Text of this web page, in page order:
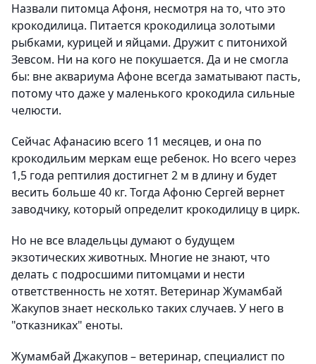
Назвали питомца Афоня, несмотря на то, что это
крокодилица. Питается крокодилица золотыми
рыбками, курицей и яйцами. Дружит с питонихой
Зевсом. Ни на кого не покушается. Да и не смогла
бы: вне аквариума Афоне всегда заматывают пасть,
потому что даже у маленького крокодила сильные
челюсти.
Сейчас Афанасию всего 11 месяцев, и она по
крокодильим меркам еще ребенок. Но всего через
1,5 года рептилия достигнет 2 м в длину и будет
весить больше 40 кг. Тогда Афоню Сергей вернет
заводчику, который определит крокодилицу в цирк.
Но не все владельцы думают о будущем
экзотических животных. Многие не знают, что
делать с подросшими питомцами и нести
ответственность не хотят. Ветеринар Жумамбай
Жакупов знает несколько таких случаев. У него в
"отказниках" еноты.
Жумамбай Джакупов – ветеринар, специалист по